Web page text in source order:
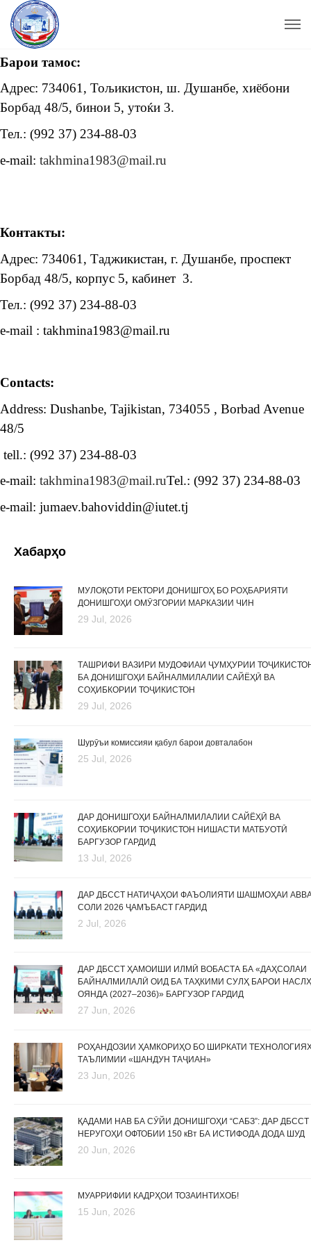
Барои тамос:
Адрес: 734061, Тољикистон, ш. Душанбе, хиёбони
Борбад 48/5, бинои 5, утоќи 3.
Тел.: (992 37) 234-88-03
e-mail: takhmina1983@mail.ru
Контакты:
Адрес: 734061, Таджикистан, г. Душанбе, проспект
Борбад 48/5, корпус 5, кабинет 3.
Тел.: (992 37) 234-88-03
e-mail : takhmina1983@mail.ru
Contacts:
Address: Dushanbe, Tajikistan, 734055 , Borbad Avenue
48/5
tell.: (992 37) 234-88-03
e-mail: takhmina1983@mail.ruTel.: (992 37) 234-88-03
e-mail: jumaev.bahoviddin@iutet.tj
Хабарҳо
МУЛОҚОТИ РЕКТОРИ ДОНИШГОҲ БО РОҲБАРИЯТИ
ДОНИШГОҲИ ОМӮЗГОРИИ МАРКАЗИИ ЧИН
29 Jul, 2026
ТАШРИФИ ВАЗИРИ МУДОФИАИ ҶУМҲУРИИ
БА ДОНИШГОҲИ БАЙНАЛМИЛАЛИИ САЙЁҲӢ ВА
СОҲИБКОРИИ ТОҶИКИСТОН
29 Jul, 2026
Шурӯъи комиссияи қабул барои довталабон
25 Jul, 2026
ДАР ДОНИШГОҲИ БАЙНАЛМИЛАЛИИ САЙЁҲӢ ВА
СОҲИБКОРИИ ТОҶИКИСТОН НИШАСТИ МАТБУОТӢ
БАРГУЗОР ГАРДИД
13 Jul, 2026
ДАР ДБССТ НАТИҶАҲОИ ФАЪОЛИЯТИ ШАШМОҲАИ
СОЛИ 2026 ҶАМЪБАСТ ГАРДИД
2 Jul, 2026
ДАР ДБССТ ҲАМОИШИ ИЛМӢ ВОБАСТА БА «ДАҲСОЛАИ
БАЙНАЛМИЛАЛӢ ОИД БА ТАҲКИМИ СУЛҲ БАРОИ
ОЯНДА (2027–2036)» БАРГУЗОР ГАРДИД
27 Jun, 2026
РОҲАНДОЗИИ ҲАМКОРИҲО БО ШИРКАТИ
ТАЪЛИМИИ «ШАНДУН ТАҶИАН»
23 Jun, 2026
ҚАДАМИ НАВ БА СӮЙИ ДОНИШГОҲИ “САБЗ”: ДАР ДБССТ
НЕРУГОҲИ ОФТОБИИ 150 кВт БА ИСТИФОДА ДОДА ШУД
20 Jun, 2026
МУАРРИФИИ КАДРҲОИ ТОЗАИНТИХОБ!
15 Jun, 2026